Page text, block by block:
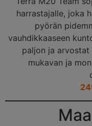
harrastajalle, joka
pyörän
vauhdikkaaseen
paljon ja
mukavan ja